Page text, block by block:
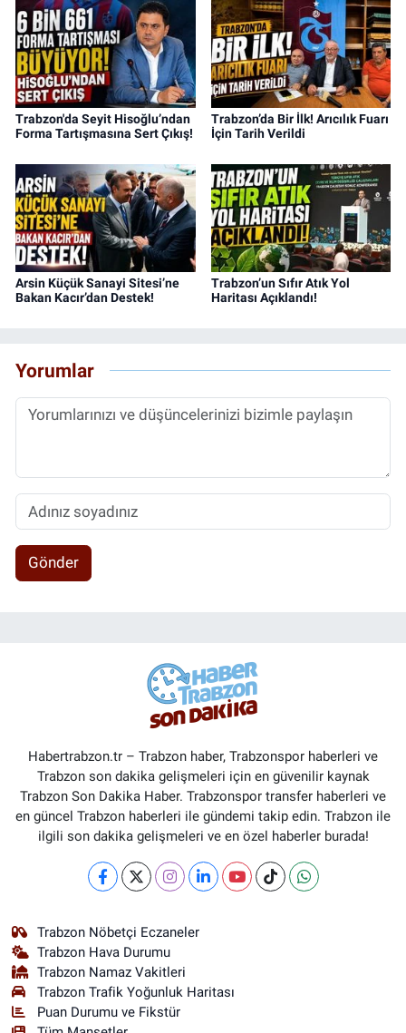
Trabzon'da Seyit Hisoğlu’ndan
Forma Tartışmasına Sert Çıkış!
Trabzon’da Bir İlk! Arıcılık Fuarı
İçin Tarih Verildi
Arsin Küçük Sanayi Sitesi’ne
Bakan Kacır’dan Destek!
Trabzon’un Sıfır Atık Yol
Haritası Açıklandı!
Yorumlar
Gönder
Habertrabzon.tr – Trabzon haber, Trabzonspor haberleri ve
Trabzon son dakika gelişmeleri için en güvenilir kaynak
Trabzon Son Dakika Haber. Trabzonspor transfer haberleri ve
en güncel Trabzon haberleri ile gündemi takip edin. Trabzon ile
ilgili son dakika gelişmeleri ve en özel haberler burada!
Trabzon Nöbetçi Eczaneler
Trabzon Hava Durumu
Trabzon Namaz Vakitleri
Trabzon Trafik Yoğunluk Haritası
Puan Durumu ve Fikstür